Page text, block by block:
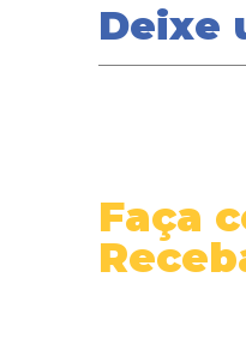
Deixe
Faça